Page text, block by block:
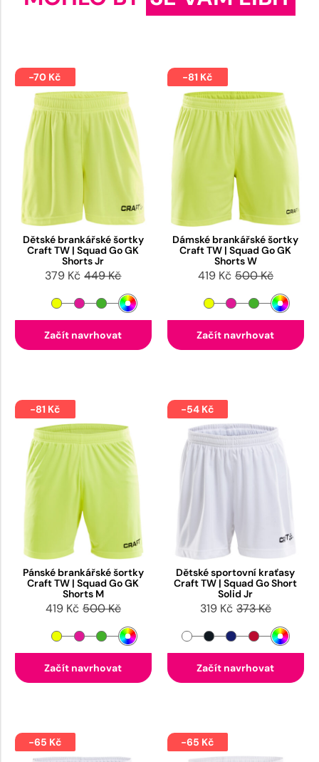
-70 Kč
Dětské brankářské šortky
Craft TW | Squad Go GK
Shorts Jr
379 Kč 449 Kč
Začít navrhovat
-81 Kč
Dámské brankářské šortky
Craft TW | Squad Go GK
Shorts W
419 Kč 500 Kč
Začít navrhovat
-81 Kč
Pánské brankářské šortky
Craft TW | Squad Go GK
Shorts M
419 Kč 500 Kč
Začít navrhovat
-54 Kč
Dětské sportovní kraťasy
Craft TW | Squad Go Short
Solid Jr
319 Kč 373 Kč
Začít navrhovat
-65 Kč -65 Kč